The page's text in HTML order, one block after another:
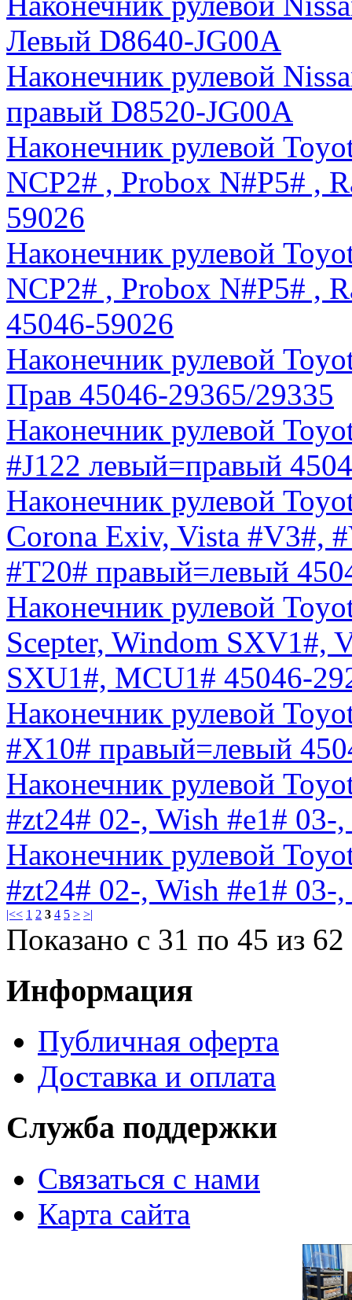
Левый D8640-JG00A
Наконечник рулевой
правый D8520-JG00A
Наконечник рулевой
NCP2# , Probox N#P5# ,
59026
Наконечник рулевой
NCP2# , Probox N#P5# ,
45046-59026
Наконечник рулевой
Прав 45046-29365/29335
Наконечник рулевой
#J122 левый=правый
Наконечник рулевой
Corona Exiv, Vista #V3#,
#T20# правый=левый
Наконечник рулевой
Scepter, Windom SXV1#,
SXU1#, MCU1# 45046-
Наконечник рулевой
#X10# правый=левый
Наконечник рулевой
#zt24# 02-, Wish #e1#
Наконечник рулевой
#zt24# 02-, Wish #e1# 03-
|<< 1 2 3 4 5 > >|
Показано с 31 по 45 из
Информация
Публичная оферта
Доставка и оплата
Служба поддержки
Связаться с нами
Карта сайта